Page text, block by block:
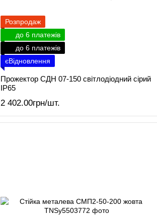
Розпродаж
до 6 платежів
до 6 платежів
єВідновлення
Прожектор СДН 07-150 світлодіодний сірий
IP65
2 402.00грн/шт.